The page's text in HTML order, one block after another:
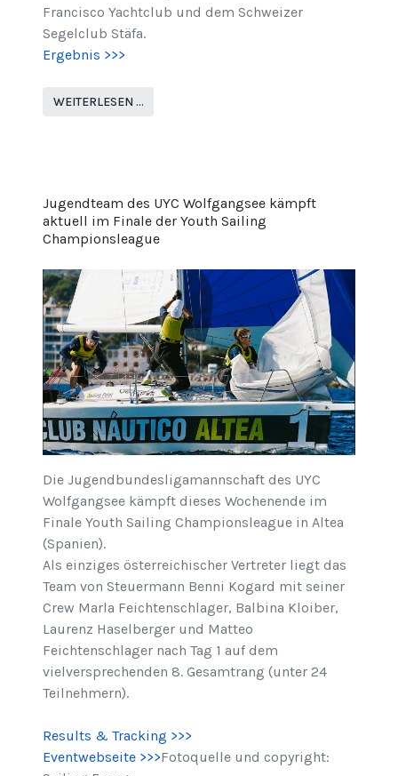
Francisco Yachtclub und dem Schweizer
Segelclub Stäfa.
Ergebnis >>>
WEITERLESEN …
Jugendteam des UYC Wolfgangsee kämpft
aktuell im Finale der Youth Sailing
Championsleague
Die Jugendbundesligamannschaft des UYC
Wolfgangsee kämpft dieses Wochenende im
Finale Youth Sailing Championsleague in Altea
(Spanien).
Als einziges österreichischer Vertreter liegt das
Team von Steuermann Benni Kogard mit seiner
Crew Marla Feichtenschlager, Balbina Kloiber,
Laurenz Haselberger und Matteo
Feichtenschlager nach Tag 1 auf dem
vielversprechenden 8. Gesamtrang (unter 24
Teilnehmern).
Results & Tracking >>>
Eventwebseite >>>Fotoquelle und copyright: